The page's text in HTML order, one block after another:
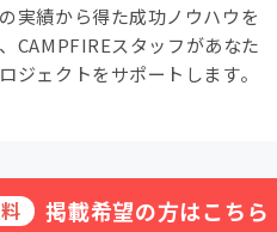
実績から得た成功ノウハウを
CAMPFIREスタッフがあなた
ジェクトをサポートします。
無料 掲載希望の方はこちら